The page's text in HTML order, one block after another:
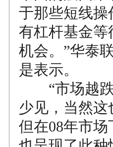
于那些短线
有杠杆基金
机会。”华泰
是表示。
“市场越跌
少见，当然
但在08年市